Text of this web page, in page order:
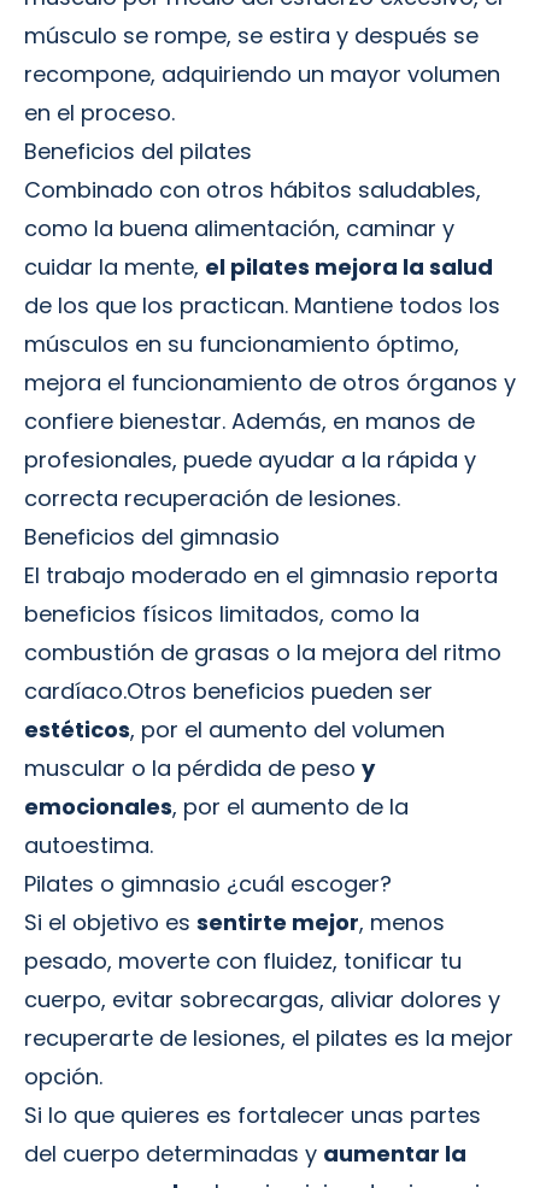
músculo se rompe, se estira y después se
recompone, adquiriendo un mayor volumen
en el proceso.
Beneficios del pilates
Combinado con otros hábitos saludables,
como la buena alimentación, caminar y
cuidar la mente, el pilates mejora la salud
de los que los practican. Mantiene todos los
músculos en su funcionamiento óptimo,
mejora el funcionamiento de otros órganos y
confiere bienestar. Además, en manos de
profesionales, puede ayudar a la rápida y
correcta recuperación de lesiones.
Beneficios del gimnasio
El trabajo moderado en el gimnasio reporta
beneficios físicos limitados, como la
combustión de grasas o la mejora del ritmo
cardíaco.Otros beneficios pueden ser
estéticos, por el aumento del volumen
muscular o la pérdida de peso y
emocionales, por el aumento de la
autoestima.
Pilates o gimnasio ¿cuál escoger?
Si el objetivo es sentirte mejor, menos
pesado, moverte con fluidez, tonificar tu
cuerpo, evitar sobrecargas, aliviar dolores y
recuperarte de lesiones, el pilates es la mejor
opción.
Si lo que quieres es fortalecer unas partes
del cuerpo determinadas y aumentar la